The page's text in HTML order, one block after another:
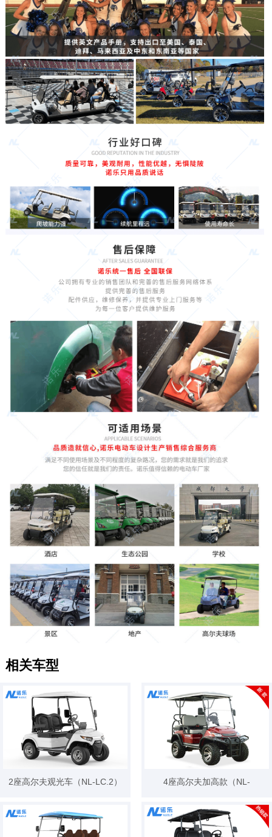
相关车型
2座高尔夫观光车（NL-LC.2） 4座高尔夫加高款（NL-
A827.2+2G）